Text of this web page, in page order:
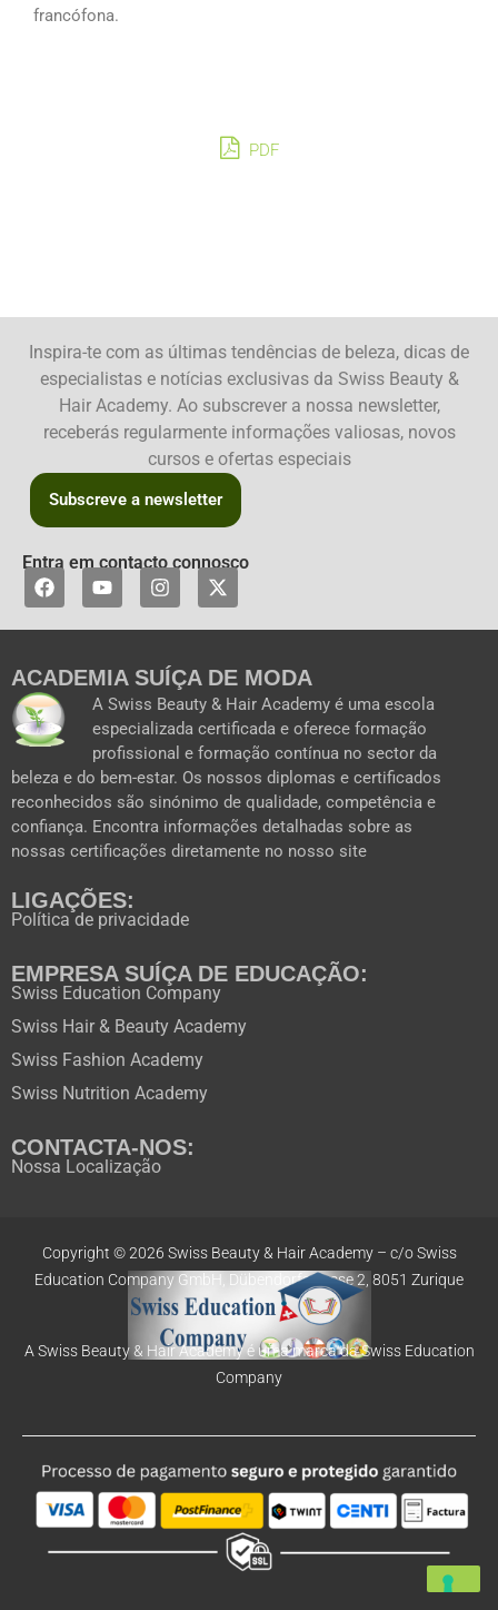
francófona.
PDF
Inspira-te com as últimas tendências de beleza, dicas de
especialistas e notícias exclusivas da Swiss Beauty &
Hair Academy. Ao subscrever a nossa newsletter,
receberás regularmente informações valiosas, novos
cursos e ofertas especiais
Subscreve a newsletter
Entra em contacto connosco
F
a
e
o
o
k
Y
o
t
b
e
I
n
t
g
r
a
m
X
-
w
t
e
r
ACADEMIA SUÍÇA DE MODA
A Swiss Beauty & Hair Academy é uma escola
especializada certificada e oferece formação
profissional e formação contínua no sector da
beleza e do bem-estar. Os nossos diplomas e certificados
reconhecidos são sinónimo de qualidade, competência e
confiança. Encontra informações detalhadas sobre as
nossas certificações diretamente no nosso site
LIGAÇÕES:
Política de privacidade
EMPRESA SUÍÇA DE EDUCAÇÃO:
Swiss Education Company
Swiss Hair & Beauty Academy
Swiss Fashion Academy
Swiss Nutrition Academy
CONTACTA-NOS:
Nossa Localização
Copyright © 2026 Swiss Beauty & Hair Academy – c/o Swiss
Education Company GmbH, Dübendorfstrasse 2, 8051 Zurique
A Swiss Beauty & Hair Academy é uma marca da Swiss Education
Company